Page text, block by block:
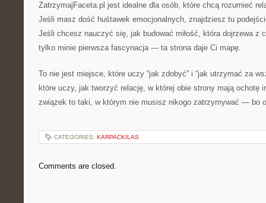
ZatrzymajFaceta.pl jest idealne dla osób, które chcą rozumieć
Jeśli masz dość huśtawek emocjonalnych, znajdziesz tu
Jeśli chcesz nauczyć się, jak budować miłość, która dojrzewa
tylko minie pierwsza fascynacja — ta strona daje Ci mapę.
To nie jest miejsce, które uczy “jak zdobyć” i “jak utrzymać za
które uczy, jak tworzyć relację, w której obie strony mają ochotę
związek to taki, w którym nie musisz nikogo zatrzymywać — bo
CATEGORIES: KARPACKILAS
Comments are closed.